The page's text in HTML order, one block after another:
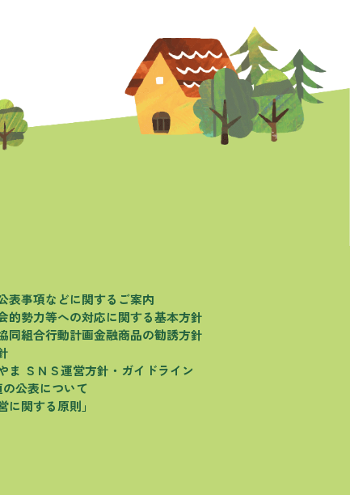
表事項などに関するご案内
的勢力等への対応に関する基本方針
同組合行動計画金融商品の勧誘方針
ま ＳＮＳ運営方針・ガイドライン
公表について
関する原則」